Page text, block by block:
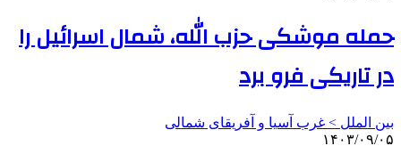
حمله موشکی حزب الله، شمال اسرائیل را
در تاریکی فرو برد
بین الملل > غرب آسیا و آفریقای شمالی
۱۴۰۳/۰۹/۰۵